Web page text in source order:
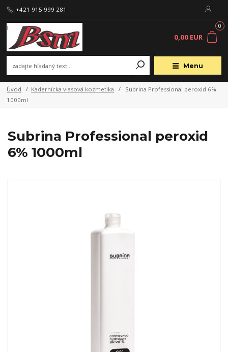
Menu
+421 915 999 281
0
0,00 EUR
Úvod Kadernícka vlasová kozmetika
Subrina Professional peroxid 6%
1000ml
Subrina Professional peroxid
6% 1000ml